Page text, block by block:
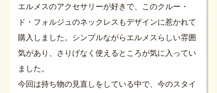
エルメスのアクセサリーが好きで、このクルー・
ド・フォルジュのネックレスもデザインに惹かれて
購入しました。シンプルながらエルメスらしい雰囲
気があり、さりげなく使えるところが気に入ってい
ました。
今回は持ち物の見直しをしている中で、今のスタイ